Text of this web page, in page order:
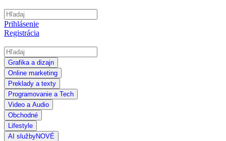
Prihlásenie
Registrácia
Grafika a dizajn
Online marketing
Preklady a texty
Programovanie a Tech
Video a Audio
Obchodné
Lifestyle
AI službyNOVÉ